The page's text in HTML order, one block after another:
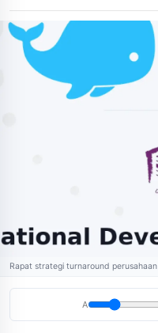
Rapat strategi turnaround perusahaan
A